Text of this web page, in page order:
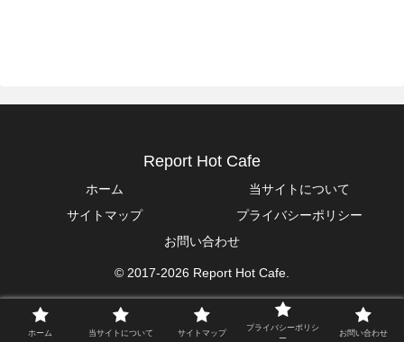
Report Hot Cafe
ホーム
当サイトについて
サイトマップ
プライバシーポリシー
お問い合わせ
© 2017-2026 Report Hot Cafe.
ホーム 当サイトについて サイトマップ
プライバシーポリシ
ー
お問い合わせ